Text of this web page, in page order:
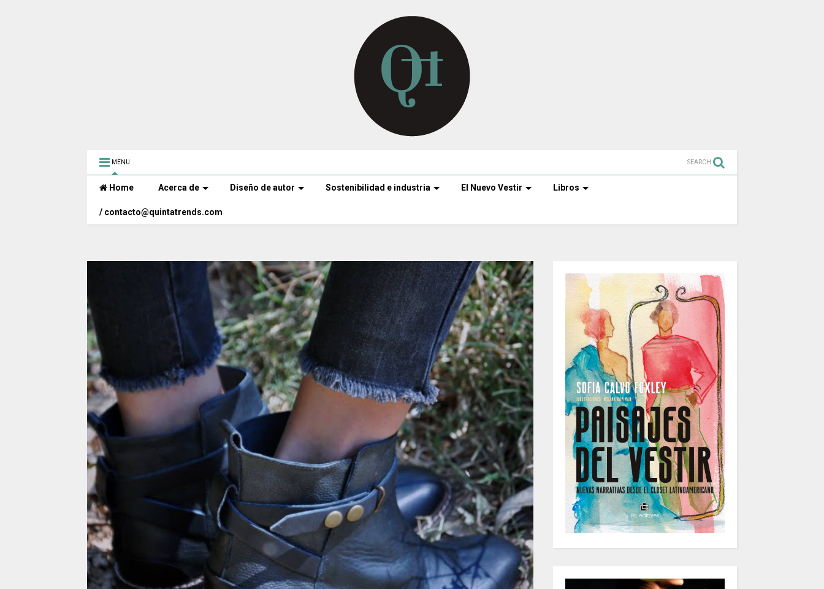
MENU SEARCH
Home Acerca de Diseño de autor Sostenibilidad e industria El Nuevo Vestir Libros
/ contacto@quintatrends.com